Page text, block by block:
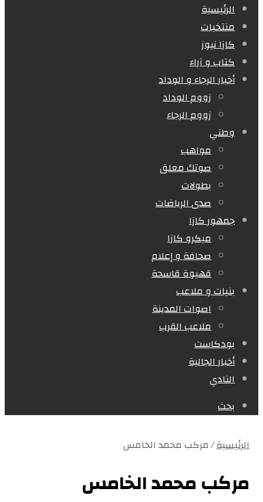
الرئيسية
منتخبات
كازا نيوز
كتاب و آراء
أخبار الرجاء و الوداد
زووم الوداد
زووم الرجاء
وطني
مواهب
صوتك معلق
بطولات
صدى الرياضات
جمهور كازا
ميكرو كازا
صحافة و إعلام
قهيوة قاسحة
بنيات و ملاعب
اصوات المدينة
ملاعب القرب
بودكاست
أخبار الجالية
النادي
بحث
الرئيسية/مركب محمد الخامس
مركب محمد الخامس